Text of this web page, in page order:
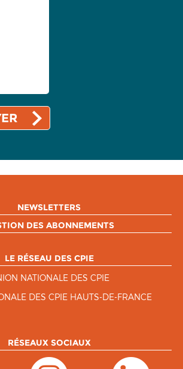
NEWSLETTERS
DES ABONNEMENTS
LE RÉSEAU DES CPIE
NATIONALE DES CPIE
DES CPIE HAUTS-DE-FRANCE
RÉSEAUX SOCIAUX